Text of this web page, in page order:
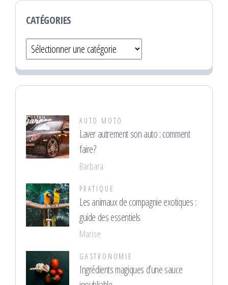
CATÉGORIES
Catégories
AUTO MOTO
Laver autrement son auto : comment
faire?
Barbara
PRATIQUE
Les animaux de compagnie exotiques :
guide des essentiels
Marise
GASTRONOMIE
Ingrédients magiques d’une sauce